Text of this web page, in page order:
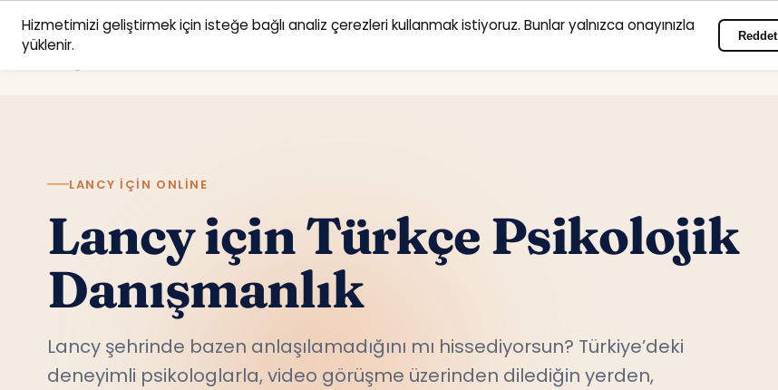
İletişim
LANCY IÇIN ONLINE
Lancy için Türkçe Psikolojik
Danışmanlık
Lancy şehrinde bazen anlaşılamadığını mı hissediyorsun? Türkiye’deki
deneyimli psikologlarla, video görüşme üzerinden dilediğin yerden,
Hizmetimizi geliştirmek için isteğe bağlı analiz çerezleri kullanmak istiyoruz. Bunlar yalnızca onayınızla
yüklenir.
Reddet